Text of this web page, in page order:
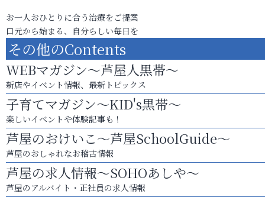
お一人おひとりに合う治療をご提案
口元から始まる、自分らしい毎日を
その他のContents
WEBマガジン～芦屋人黒帯～
新店やイベント情報、最新トピックス
子育てマガジン～KID's黒帯～
楽しいイベントや体験記事も！
芦屋のおけいこ～芦屋SchoolGuide～
芦屋のおしゃれなお稽古情報
芦屋の求人情報～SOHOあしや～
芦屋のアルバイト・正社員の求人情報